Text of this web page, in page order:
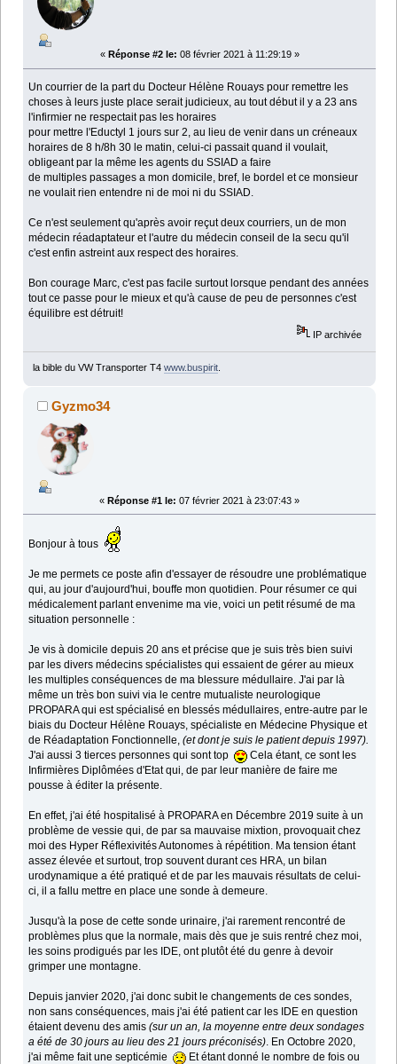
« Réponse #2 le: 08 février 2021 à 11:29:19 »
Un courrier de la part du Docteur Hélène Rouays pour remettre les
choses à leurs juste place serait judicieux, au tout début il y a 23 ans
l'infirmier ne respectait pas les horaires
pour mettre l'Eductyl 1 jours sur 2, au lieu de venir dans un créneaux
horaires de 8 h/8h 30 le matin, celui-ci passait quand il voulait,
obligeant par la même les agents du SSIAD a faire
de multiples passages a mon domicile, bref, le bordel et ce monsieur
ne voulait rien entendre ni de moi ni du SSIAD.
Ce n'est seulement qu'après avoir reçut deux courriers, un de mon
médecin réadaptateur et l'autre du médecin conseil de la secu qu'il
c'est enfin astreint aux respect des horaires.
Bon courage Marc, c'est pas facile surtout lorsque pendant des années
tout ce passe pour le mieux et qu'à cause de peu de personnes c'est
équilibre est détruit!
IP archivée
la bible du VW Transporter T4 www.buspirit.
Gyzmo34
« Réponse #1 le: 07 février 2021 à 23:07:43 »
Bonjour à tous
Je me permets ce poste afin d'essayer de résoudre une problématique
qui, au jour d'aujourd'hui, bouffe mon quotidien. Pour résumer ce qui
médicalement parlant envenime ma vie, voici un petit résumé de ma
situation personnelle :
Je vis à domicile depuis 20 ans et précise que je suis très bien suivi
par les divers médecins spécialistes qui essaient de gérer au mieux
les multiples conséquences de ma blessure médullaire. J'ai par là
même un très bon suivi via le centre mutualiste neurologique
PROPARA qui est spécialisé en blessés médullaires, entre-autre par le
biais du Docteur Hélène Rouays, spécialiste en Médecine Physique et
de Réadaptation Fonctionnelle,(et dont je suis le patient depuis 1997).
J'ai aussi 3 tierces personnes qui sont top
Cela étant, ce sont les
Infirmières Diplômées d'Etat qui, de par leur manière de faire me
pousse à éditer la présente.
En effet, j'ai été hospitalisé à PROPARA en Décembre 2019 suite à un
problème de vessie qui, de par sa mauvaise mixtion, provoquait chez
moi des Hyper Réflexivités Autonomes à répétition. Ma tension étant
assez élevée et surtout, trop souvent durant ces HRA, un bilan
urodynamique a été pratiqué et de par les mauvais résultats de celui-
ci, il a fallu mettre en place une sonde à demeure.
Jusqu'à la pose de cette sonde urinaire, j'ai rarement rencontré de
problèmes plus que la normale, mais dès que je suis rentré chez moi,
les soins prodigués par les IDE, ont plutôt été du genre à devoir
grimper une montagne.
Depuis janvier 2020, j'ai donc subit le changements de ces sondes,
non sans conséquences, mais j'ai été patient car les IDE en question
étaient devenu des amis(sur un an, la moyenne entre deux sondages
a été de 30 jours au lieu des 21 jours préconisés) . En Octobre 2020,
j'ai même fait une septicémie
Et étant donné le nombre de fois ou